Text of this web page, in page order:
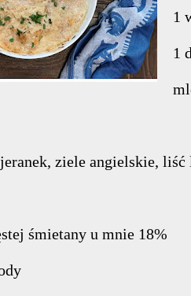
1
1
ziele angielskie, liść
śmietany u mnie 18%